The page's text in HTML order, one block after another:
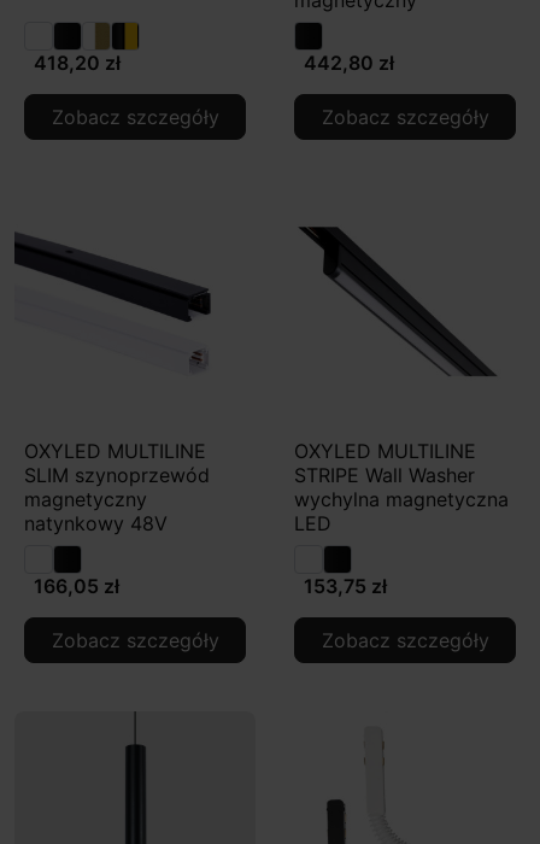
418,20 zł
Zobacz szczegóły
442,80 zł
Zobacz szczegóły
OXYLED MULTILINE
SLIM szynoprzewód
magnetyczny
natynkowy 48V
166,05 zł
Zobacz szczegóły
OXYLED MULTILINE
STRIPE Wall Washer
wychylna magnetyczna
LED
153,75 zł
Zobacz szczegóły